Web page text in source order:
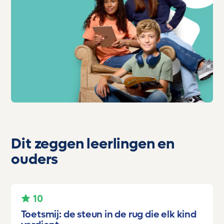
Dit zeggen leerlingen en
ouders
10
Toetsmij: de steun in de rug die elk kind